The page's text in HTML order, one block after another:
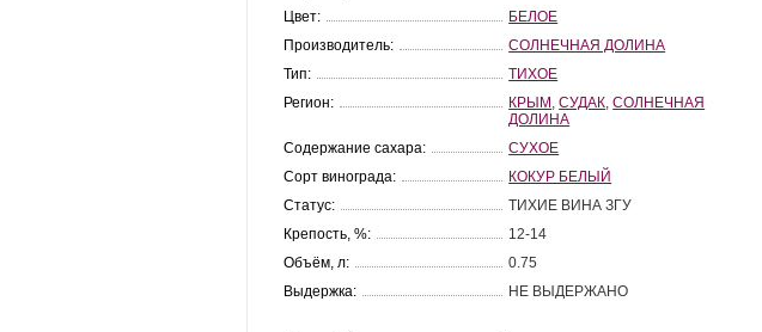
Цвет:
БЕЛОЕ
Производитель:
СОЛНЕЧНАЯ ДОЛИНА
Тип:
ТИХОЕ
Регион:
КРЫМ ,СУДАК ,СОЛНЕЧНАЯ
ДОЛИНА
Содержание сахара:
СУХОЕ
Сорт винограда:
КОКУР БЕЛЫЙ
Статус:
ТИХИЕ ВИНА ЗГУ
Крепость, %:
12-14
Объём, л:
0.75
Выдержка:
НЕ ВЫДЕРЖАНО